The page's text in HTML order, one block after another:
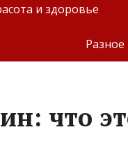
и здоровье
Разное
что